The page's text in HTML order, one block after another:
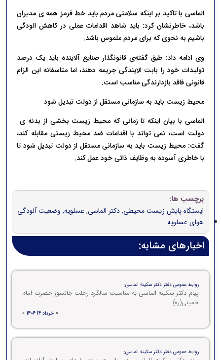
الماسی با تاکید بر اینکه سلامتی مردم باید خط قرمز همه ی مدیران
باشد، خاطرنشان کرد: باید شاهد اقدامات عملی در کاهش الودگی
باشیم به نحوی که برای مردم ملموس باشد.
وی ادامه داد: طبق گفته‌ی قانونگذار صنایع آلاینده باید یک درصد
تولیدات خود را بابت الایندگی جریمه دهند، اما متاسفانه این الزام
قانونی فاقد بازدارندگی مناسب است‌.
محیط زیست باید به سازمانی مستقل از دولت تبدیل شود
الماسی با بیان اینکه تا زمانی که محیط زیست بخشی از بدنه ی‌
دولت است، نمی تواند با اقدامات ضد محیط زیستی مقابله کند،
گفت: محیط زیست باید به سازمانی مستقل از دولت تبدیل شود تا
با خاطری آسوده به وظایف ذاتی خود عمل کند.
برچسب ها:
ایستگاه پایش زیست محیطی,دکتر الماسی, عسلویه, وضعیت آلودگی
هوای عسلویه
اخبارهای مشابه:
روابط عمومی دفتر دکتر سکینه الماسی:
پیام دکتر سکینه الماسی به مناسبت سالگرد رحلت جانسوز حضرت امام
خمینی(ره)
« خرداد 14 1404 »
روابط عمومی دفتر دکتر سکینه الماسی: